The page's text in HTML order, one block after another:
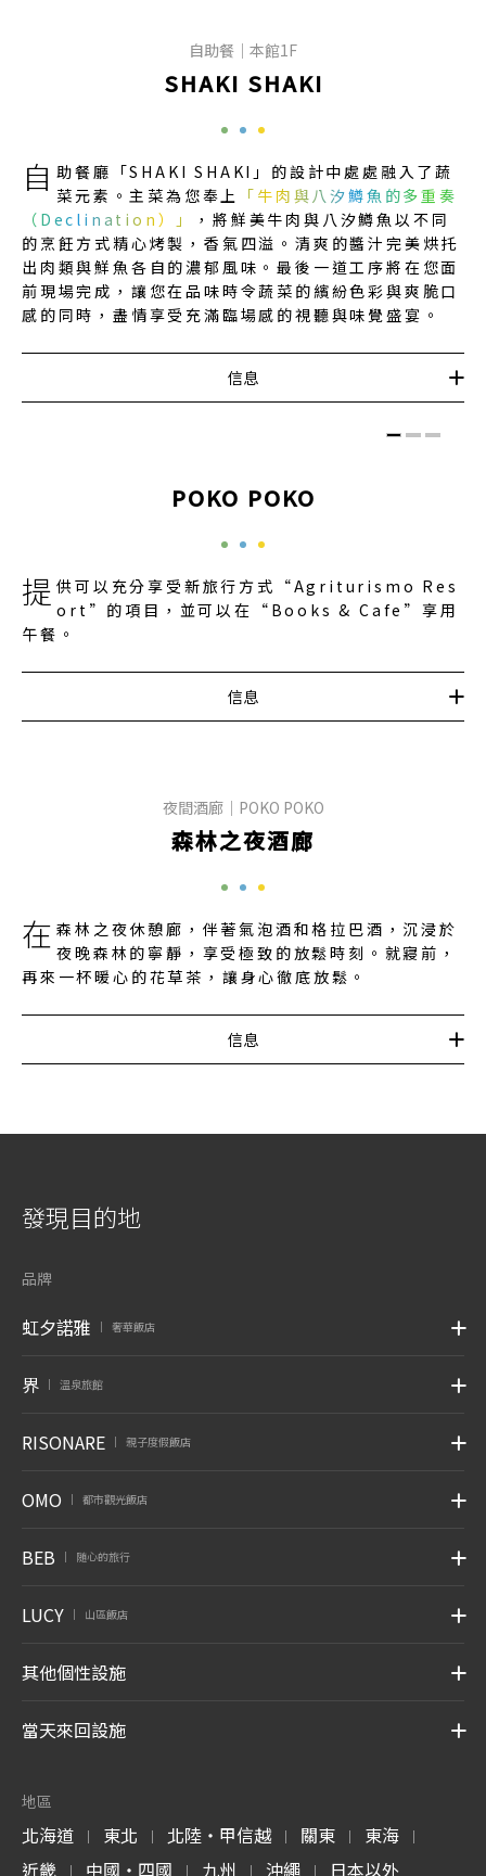
自助餐｜本館1F
SHAKI SHAKI
自 助餐廳「SHAKI SHAKI」的設計中處處融入了蔬
菜元素。主菜為您奉上 「牛肉與八汐鱒魚的多重奏
（Declination）」
，將鮮美牛肉與八汐鱒魚以不同
的烹飪方式精心烤製，香氣四溢。清爽的醬汁完美烘托
出肉類與鮮魚各自的濃郁風味。最後一道工序將在您面
前現場完成，讓您在品味時令蔬菜的繽紛色彩與爽脆口
感的同時，盡情享受充滿臨場感的視聽與味覺盛宴。
信息
POKO POKO
提 供可以充分享受新旅行方式“Agriturismo Res
ort”的項目，並可以在“Books & Cafe”享用
午餐。
信息
夜間酒廊｜POKO POKO
森林之夜酒廊
在 森林之夜休憩廊，伴著氣泡酒和格拉巴酒，沉浸於
夜晚森林的寧靜，享受極致的放鬆時刻。就寢前，
再來一杯暖心的花草茶，讓身心徹底放鬆。
信息
發現目的地
品牌
虹夕諾雅 奢華飯店
界 溫泉旅館
RISONARE 親子度假飯店
OMO 都市觀光飯店
BEB 随心的旅行
LUCY 山區飯店
其他個性設施
當天來回設施
地區
北海道 | 東北 | 北陸・甲信越 | 關東 | 東海 |
近畿 | 中國・四國 | 九州 | 沖繩 | 日本以外